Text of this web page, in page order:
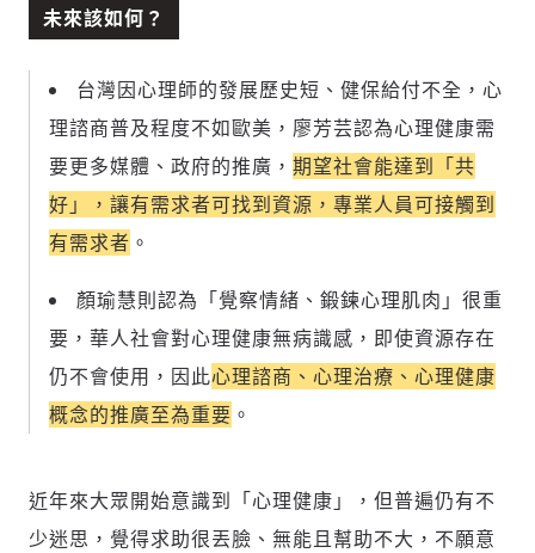
未來該如何？
台灣因心理師的發展歷史短、健保給付不全，心
理諮商普及程度不如歐美，廖芳芸認為心理健康需
要更多媒體、政府的推廣， 期望社會能達到「共
好」，讓有需求者可找到資源，專業人員可接觸到
有需求者 。
顏瑜慧則認為「覺察情緒、鍛鍊心理肌肉」很重
要，華人社會對心理健康無病識感，即使資源存在
仍不會使用，因此心理諮商、心理治療、心理健康
概念的推廣至為重要 。
近年來大眾開始意識到「心理健康」，但普遍仍有不
少迷思，覺得求助很丟臉、無能且幫助不大，不願意
存為草稿 提交
規則說明